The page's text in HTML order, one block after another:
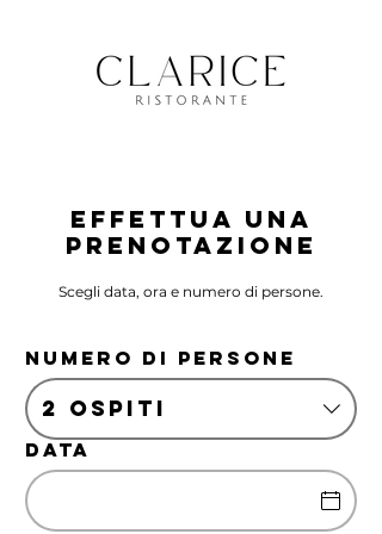
Effettua una
prenotazione
Scegli data, ora e numero di persone.
Numero di persone
2 ospiti
Data